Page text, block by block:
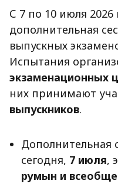
С 7 по 10 июля 2026
дополнительная
выпускных
Испытания
экзаменационных
них принимают
выпускников.
Дополнительная
сегодня, 7 июля,
румын и